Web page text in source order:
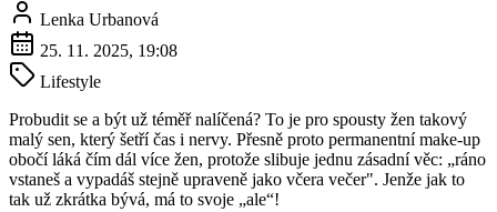
Lenka Urbanová
25. 11. 2025, 19:08
Lifestyle
Probudit se a být už téměř nalíčená? To je pro spousty žen takový
malý sen, který šetří čas i nervy. Přesně proto permanentní make-up
obočí láká čím dál více žen, protože slibuje jednu zásadní věc: „ráno
vstaneš a vypadáš stejně upraveně jako včera večer". Jenže jak to
tak už zkrátka bývá, má to svoje „ale“!